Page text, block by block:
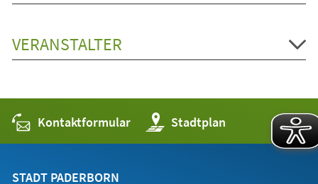
VERANSTALTER
Kontaktformular Stadtplan
(Öffnet
in
einem
STADT PADERBORN